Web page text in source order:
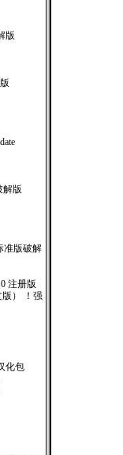
版
解版
准版破解
注册版
版） ！强
化包